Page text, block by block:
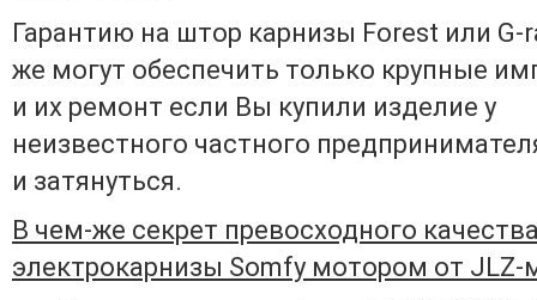
Гарантию на штор карнизы Forest или G-
же могут обеспечить только крупные
и их ремонт если Вы купили изделие у
неизвестного частного
и затянуться.
В чем-же секрет превосходного
электрокарнизы Somfy мотором от JLZ-